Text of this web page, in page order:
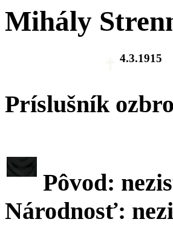
Mihály
4.3.1915
Príslušník
Pôvod:
Národnosť: